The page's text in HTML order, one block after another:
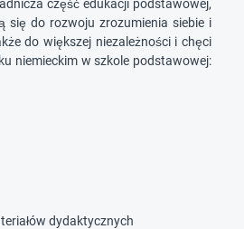
część edukacji podstawowej,
się do rozwoju zrozumienia siebie i
do większej niezależności i chęci
niemieckim w szkole podstawowej:
dydaktycznych